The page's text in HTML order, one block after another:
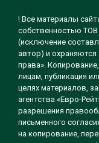
! Все материалы
собственностью ТОВ
(исключение
автор) и охраняются
права».
лицам, публикация
целях материалов,
агентства «Евро-
разрешения
письменного
на копирование,